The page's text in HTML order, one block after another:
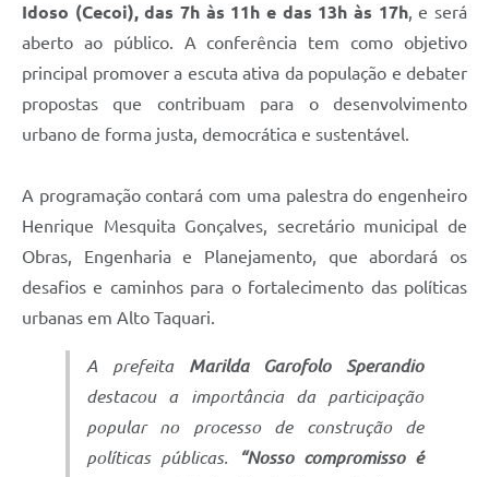
Idoso (Cecoi), das 7h às 11h e das 13h às 17h, e será
aberto ao público. A conferência tem como objetivo
principal promover a escuta ativa da população e debater
propostas que contribuam para o desenvolvimento
urbano de forma justa, democrática e sustentável.
A programação contará com uma palestra do engenheiro
Henrique Mesquita Gonçalves, secretário municipal de
Obras, Engenharia e Planejamento, que abordará os
desafios e caminhos para o fortalecimento das políticas
urbanas em Alto Taquari.
A prefeita Marilda Garofolo Sperandio
destacou a importância da participação
popular no processo de construção de
políticas públicas.
“Nosso compromisso é